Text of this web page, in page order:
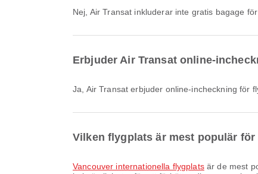
Nej, Air Transat inkluderar inte gratis bagage
Erbjuder Air Transat online-
Ja, Air Transat erbjuder online-incheckning
Vilken flygplats är mest populär för
Vancouver internationella flygplatsär de mest